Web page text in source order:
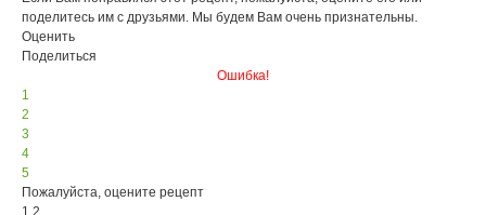
поделитесь им с друзьями. Мы будем Вам очень признательны.
Оценить
Поделиться
Ошибка!
1
2
3
4
5
Пожалуйста, оцените рецепт
1.2